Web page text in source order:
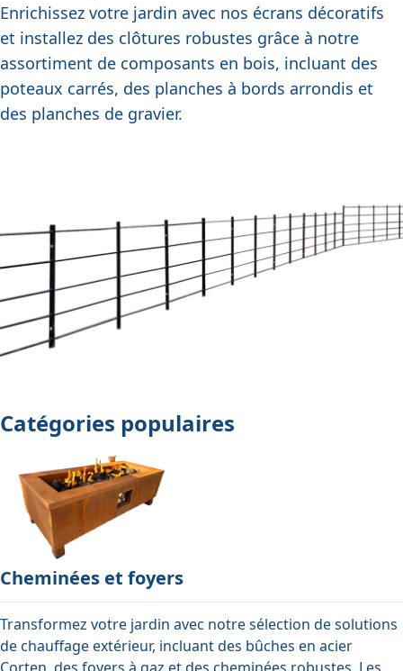
Enrichissez votre jardin avec nos écrans décoratifs
et installez des clôtures robustes grâce à notre
assortiment de composants en bois, incluant des
poteaux carrés, des planches à bords arrondis et
des planches de gravier.
Catégories populaires
Cheminées et foyers
Transformez votre jardin avec notre sélection de solutions
de chauffage extérieur, incluant des bûches en acier